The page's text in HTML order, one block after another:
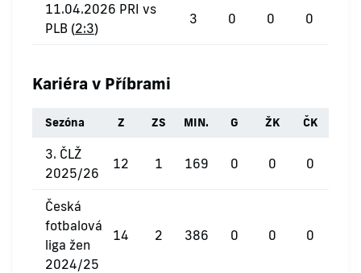
11.04.2026 PRI vs
PLB (2:3)
3 0 0 0
Kariéra v Příbrami
Sezóna Z ZS MIN. G ŽK ČK
3. ČLŽ
2025/26
12 1 169 0 0 0
Česká
fotbalová
liga žen
2024/25
14 2 386 0 0 0